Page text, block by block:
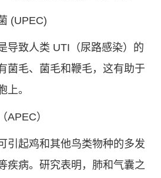
(UPEC)
导致人类 UTI（尿路感染）的
菌毛、菌毛和鞭毛，这有助于
上。
APEC）
引起鸡和其他鸟类物种的多发
疾病。研究表明，肺和气囊之